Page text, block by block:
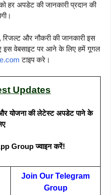
हर अपडेट की जानकारी प्रदान की
रिजल्ट और नौकरी की जानकारी इस
इस वेबसाइट पर आने के लिए हमें गूगल
टाइप करे।
Updates
और योजना की लेटेस्ट अपडेट पाने के
Group ज्वाइन करें!
Join Our Telegram
Group